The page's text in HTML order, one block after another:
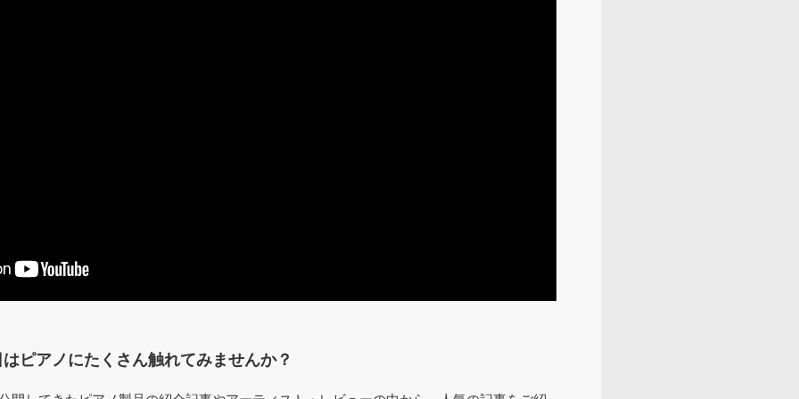
ピアノにたくさん触れてみませんか？